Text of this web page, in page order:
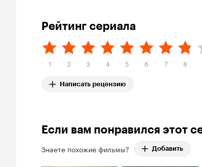
Рейтинг сериала
1 2 3 4 5 6 7 8
Написать рецензию
Если вам понравился этот
Знаете похожие фильмы? Добавить